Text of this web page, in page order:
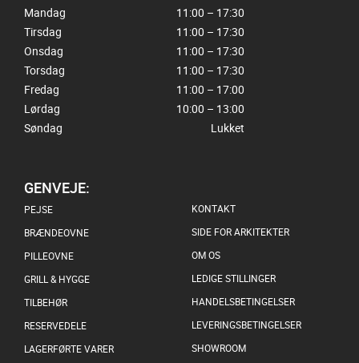
Mandag
11:00 – 17:30
Tirsdag
11:00 – 17:30
Onsdag
11:00 – 17:30
Torsdag
11:00 – 17:30
Fredag
11:00 – 17:00
Lørdag
10:00 – 13:00
Søndag
Lukket
GENVEJE:
PEJSE
BRÆNDEOVNE
PILLEOVNE
GRILL & HYGGE
TILBEHØR
RESERVEDELE
LAGERFØRTE VARER
KONTAKT
SIDE FOR ARKITEKTER
OM OS
LEDIGE STILLINGER
HANDELSBETINGELSER
LEVERINGSBETINGELSER
SHOWROOM